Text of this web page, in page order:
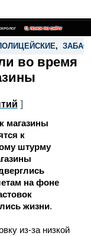
ПОИСК ПО САЙТУ
,
во время
]
магазины
к
штурму
на фоне
жизни.
из-за низкой